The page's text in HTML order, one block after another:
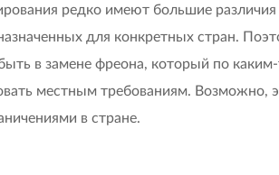
редко имеют большие различия
для конкретных стран.
в замене фреона, который по
местным требованиям. Возможно,
в стране.